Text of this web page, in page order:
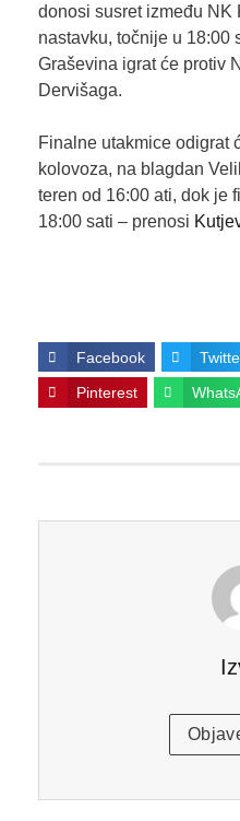
donosi susret između NK
nastavku, točnije u 18:00
Graševina igrat će protiv
Dervišaga.
Finalne utakmice odigrat
kolovoza, na blagdan
teren od 16:00 ati, dok je
18:00 sati – prenosi
Facebook
Pinterest